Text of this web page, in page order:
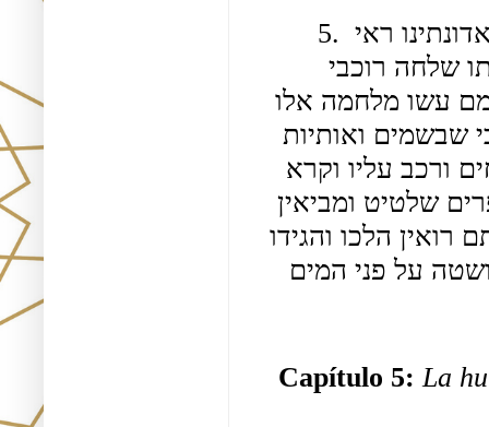
5. לאחר ימים (הלך) באו החכמים אצל המלכה אמרו אדונתינו ראי
Capítulo 5: La